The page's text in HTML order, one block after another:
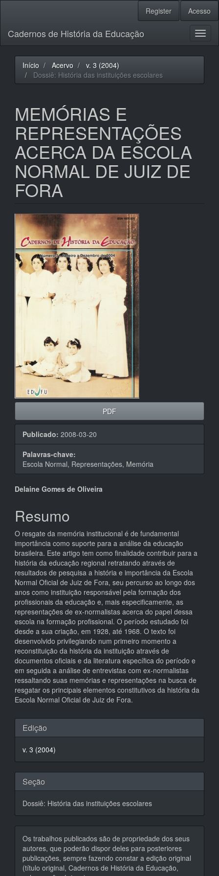
principal
Barra
Lateral
Register Acesso
Cadernos de História da Educação
Início Acervo
v. 3 (2004)
Dossiê: História das instituições escolares
MEMÓRIAS E
REPRESENTAÇÕES
ACERCA DA ESCOLA
NORMAL DE JUIZ DE
FORA
Barra
lateral
de
artigos
PDF
Publicado: 2008-03-20
Palavras-chave:
Escola Normal, Representações, Memória
Conteúdo
do
artigo
principal
Delaine Gomes de Oliveira
Resumo
O resgate da memória institucional é de fundamental
importância como suporte para a análise da educação
brasileira. Este artigo tem como finalidade contribuir para a
história da educação regional retratando através de
resultados de pesquisa a história e importância da Escola
Normal Oficial de Juiz de Fora, seu percurso ao longo dos
anos como instituição responsável pela formação dos
profissionais da educação e, mais especificamente, as
representações de ex-normalistas acerca do papel dessa
escola na formação profissional. O período estudado foi
desde a sua criação, em 1928, até 1968. O texto foi
desenvolvido privilegiando num primeiro momento a
reconstituição da história da instituição através de
documentos oficiais e da literatura específica do período e
em seguida a análise de entrevistas com ex-normalistas
ressaltando suas memórias e representações na busca de
resgatar os principais elementos constitutivos da história da
Escola Normal Oficial de Juiz de Fora.
Detalhes
do
artigo
Edição
v. 3 (2004)
Seção
Dossiê: História das instituições escolares
Os trabalhos publicados são de propriedade dos seus
autores, que poderão dispor deles para posteriores
publicações, sempre fazendo constar a edição original
(título original, Cadernos de História da Educação,